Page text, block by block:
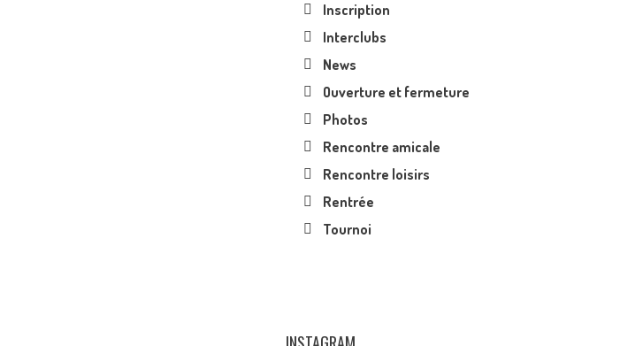
Inscription
Interclubs
News
Ouverture et fermeture
Photos
Rencontre amicale
Rencontre loisirs
Rentrée
Tournoi